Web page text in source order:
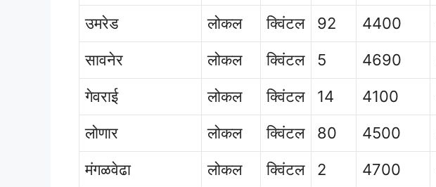
उमरेड
लोकल क्विंटल 92 4400
सावनेर
लोकल क्विंटल 5 4690
गेवराई
लोकल क्विंटल 14 4100
लोणार
लोकल क्विंटल 80 4500
मंगळवेढा
लोकल क्विंटल 2 4700